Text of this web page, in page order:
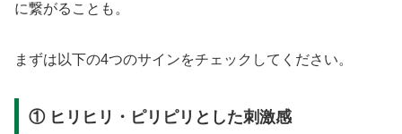
に繋がることも。
まずは以下の4つのサインをチェックしてください。
① ヒリヒリ・ピリピリとした刺激感